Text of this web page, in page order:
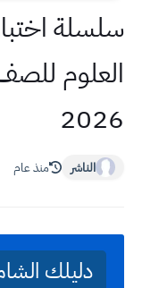
سلسلة
العلوم
2026
الناشر منذ عام
دليلك